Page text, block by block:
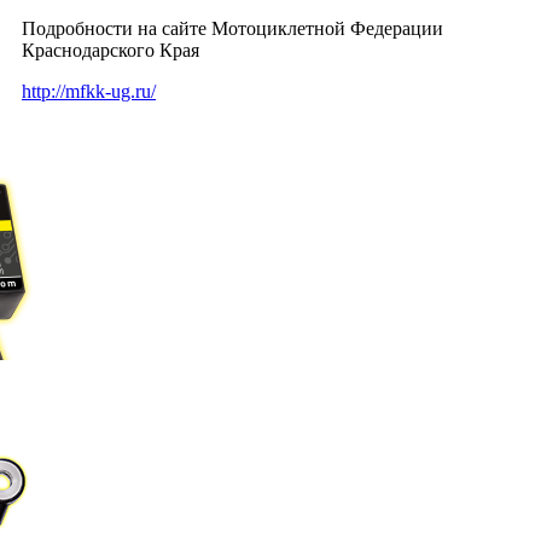
Подробности на сайте Мотоциклетной Федерации
Краснодарского Края
http://mfkk-ug.ru/